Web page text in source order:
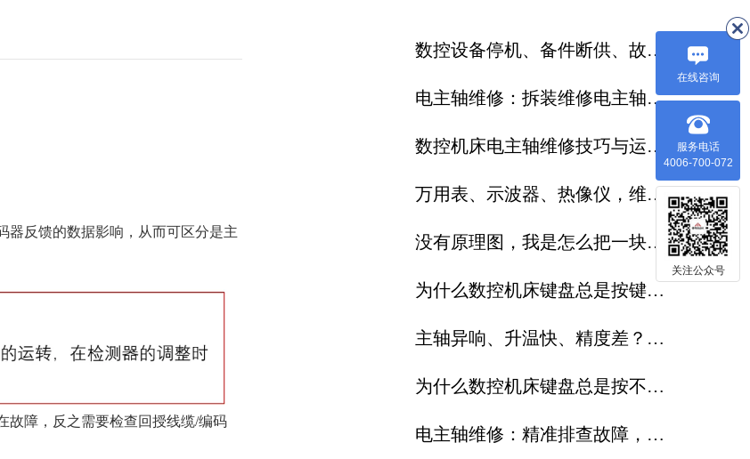
器反馈的数据影响，从而可区分是主
故障，反之需要检查回授线缆/编码
数控设备停机、备件断供、故障
反复修?这篇讲透了怎么破
电主轴维修：拆装维修电主轴时
，哪些操作易造成主轴永久损伤
数控机床电主轴维修技巧与运维
注意事项
万用表、示波器、热像仪，维修
工程师到底该怎么配合使用？
没有原理图，我是怎么把一块数
控电路板修好的
为什么数控机床键盘总是按键不
灵？
主轴异响、升温快、精度差？专
业电主轴维修解决方案分享
为什么数控机床键盘总是按不灵
？
电主轴维修：精准排查故障，标
在线咨询
服务电话
4006-700-072
关注公众号